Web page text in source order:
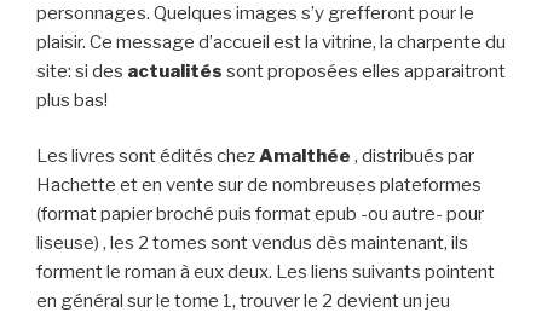
personnages. Quelques images s’y grefferont pour le
plaisir. Ce message d’accueil est la vitrine, la charpente du
site: si des actualités sont proposées elles apparaitront
plus bas!
Les livres sont édités chezAmalthée , distribués par
Hachette et en vente sur de nombreuses plateformes
(format papier broché puis format epub -ou autre- pour
liseuse) , les 2 tomes sont vendus dès maintenant, ils
forment le roman à eux deux. Les liens suivants pointent
en général sur le tome 1, trouver le 2 devient un jeu